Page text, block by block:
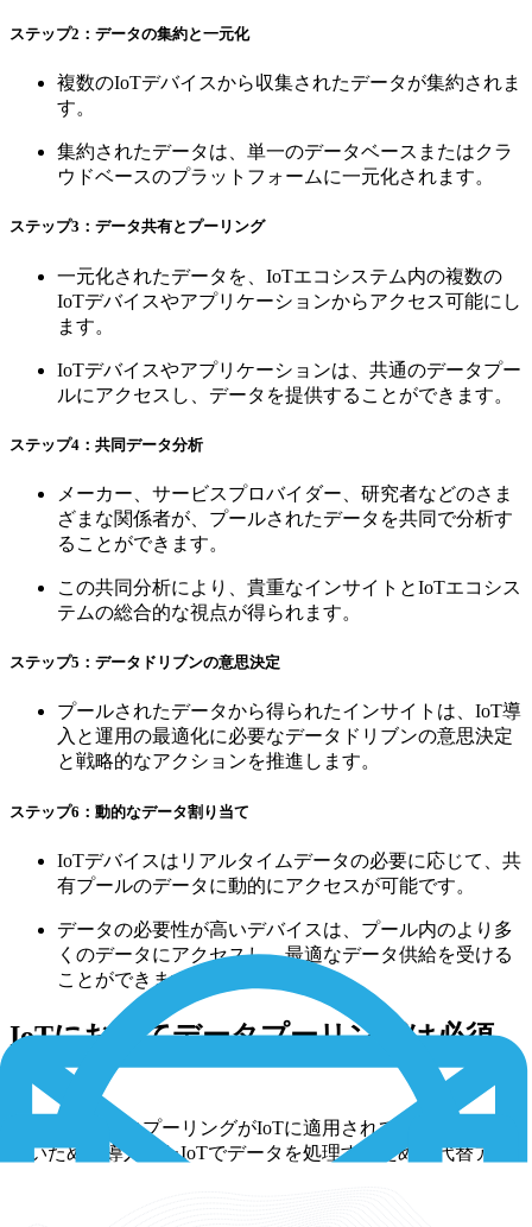
ステップ2：データの集約と一元化
複数のIoTデバイスから収集されたデータが集約されま
す。
集約されたデータは、単一のデータベースまたはクラ
ウドベースのプラットフォームに一元化されます。
ステップ3：データ共有とプーリング
一元化されたデータを、IoTエコシステム内の複数の
IoTデバイスやアプリケーションからアクセス可能にし
ます。
IoTデバイスやアプリケーションは、共通のデータプー
ルにアクセスし、データを提供することができます。
ステップ4：共同データ分析
メーカー、サービスプロバイダー、研究者などのさま
ざまな関係者が、プールされたデータを共同で分析す
ることができます。
この共同分析により、貴重なインサイトとIoTエコシス
テムの総合的な視点が得られます。
ステップ5：データドリブンの意思決定
プールされたデータから得られたインサイトは、IoT導
入と運用の最適化に必要なデータドリブンの意思決定
と戦略的なアクションを推進します。
ステップ6：動的なデータ割り当て
IoTデバイスはリアルタイムデータの必要に応じて、共
有プールのデータに動的にアクセスが可能です。
データの必要性が高いデバイスは、プール内のより多
くのデータにアクセスし、最適なデータ供給を受ける
ことができます。
IoTにおいてデータプーリングは必須
必ずしもデータプーリングがIoTに適用されているとは限ら
ないため、導入したIoTでデータを処理するための代替アプ